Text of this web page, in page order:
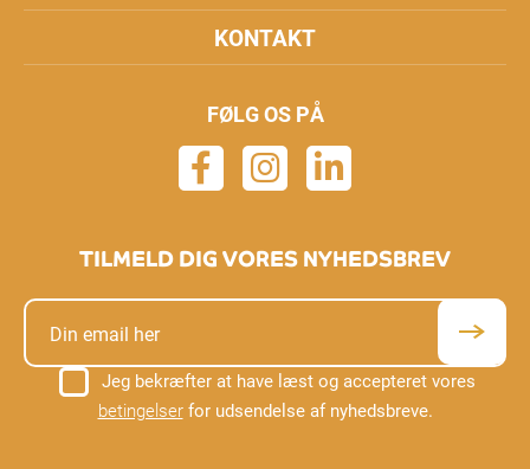
KONTAKT
FØLG OS PÅ
TILMELD DIG VORES NYHEDSBREV
Jeg bekræfter at have læst og accepteret vores
betingelserfor udsendelse af nyhedsbreve.